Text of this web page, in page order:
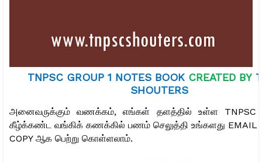
TNPSC GROUP 1 NOTES BOOK CREATED BY
SHOUTERS
அனைவருக்கும் வணக்கம், எங்கள் தளத்தில் உள்ள TNPSC
கீழ்க்கண்ட வங்கிக் கணக்கில் பணம் செலுத்தி உங்களது EMAIL
COPY ஆக பெற்று கொள்ளலாம்.